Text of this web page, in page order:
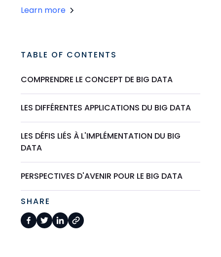
Learn more
TABLE OF CONTENTS
COMPRENDRE LE CONCEPT DE BIG DATA
LES DIFFÉRENTES APPLICATIONS DU BIG DATA
LES DÉFIS LIÉS À L'IMPLÉMENTATION DU BIG
DATA
PERSPECTIVES D'AVENIR POUR LE BIG DATA
SHARE